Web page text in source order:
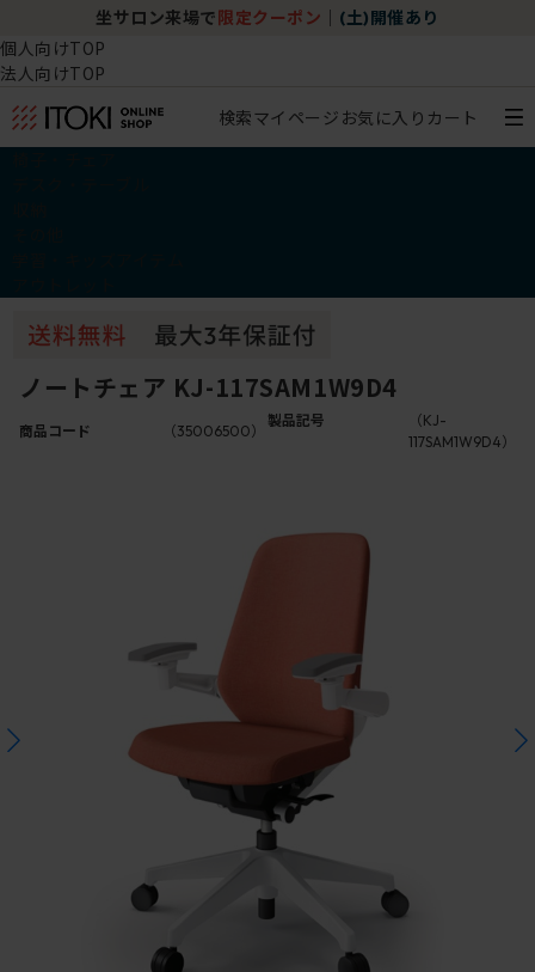
坐サロン来場で 限定クーポン (土)開催あり
個人向けTOP
法人向けTOP
検索マイページ お気に入り カート
ノートチェア KJ-117SAM1W9D4
商品コード （35006500）
製品記号
（KJ-
117SAM1W9D4）